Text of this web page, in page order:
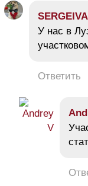
У нас в
Ответить